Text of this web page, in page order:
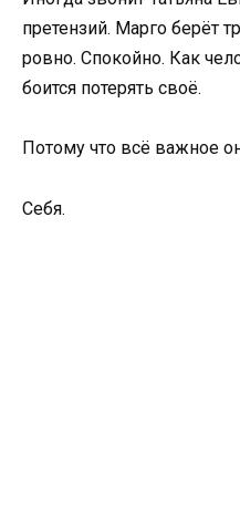
претензий. Марго берёт
ровно. Спокойно. Как
боится потерять своё.
Потому что всё важное
Себя.